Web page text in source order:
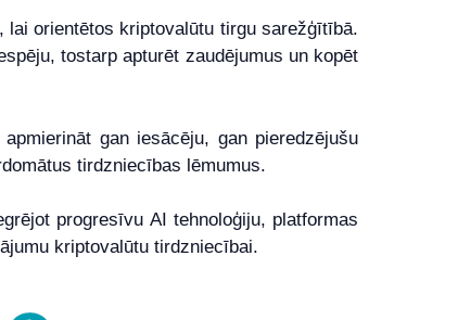
lai orientētos kriptovalūtu tirgu sarežģītībā.
tostarp apturēt zaudējumus un kopēt
gan iesācēju, gan pieredzējušu
tirdzniecības lēmumus.
progresīvu AI tehnoloģiju, platformas
kriptovalūtu tirdzniecībai.